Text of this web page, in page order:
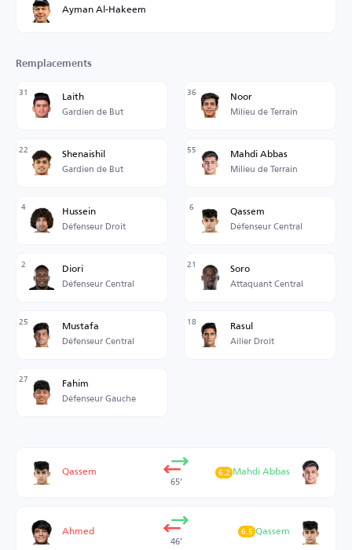
Ayman Al-Hakeem
Remplacements
31 Laith
Gardien de But
36 Noor
Milieu de Terrain
22 Shenaishil
Gardien de But
55 Mahdi Abbas
Milieu de Terrain
4 Hussein
Défenseur Droit
6 Qassem
Défenseur Central
2 Diori
Défenseur Central
21 Soro
Attaquant Central
25 Mustafa
Défenseur Central
18 Rasul
Ailier Droit
27 Fahim
Défenseur Gauche
Qassem
65’
Mahdi Abbas
6.2
Ahmed
46’
Qassem
6.5